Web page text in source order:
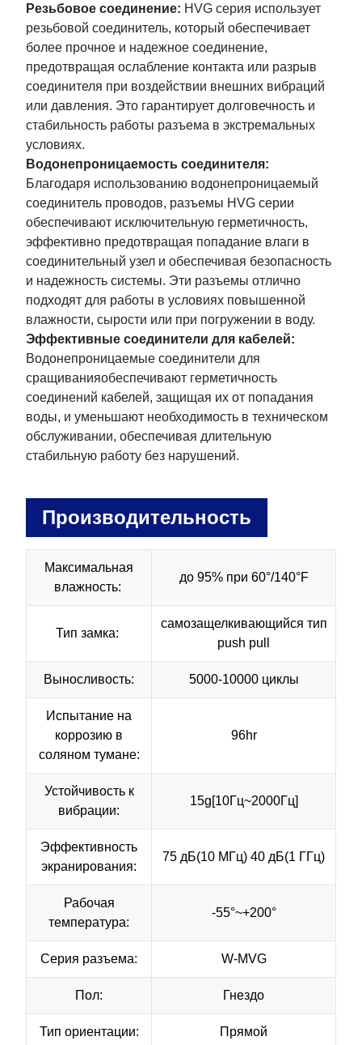
Резьбовое соединение: HVG серия использует
резьбовой соединитель, который обеспечивает
более прочное и надежное соединение,
предотвращая ослабление контакта или разрыв
соединителя при воздействии внешних вибраций
или давления. Это гарантирует долговечность и
стабильность работы разъема в экстремальных
условиях.
Водонепроницаемость соединителя:
Благодаря использованию водонепроницаемый
соединитель проводов, разъемы HVG серии
обеспечивают исключительную герметичность,
эффективно предотвращая попадание влаги в
соединительный узел и обеспечивая безопасность
и надежность системы. Эти разъемы отлично
подходят для работы в условиях повышенной
влажности, сырости или при погружении в воду.
Эффективные соединители для кабелей:
Водонепроницаемые соединители для
сращиванияобеспечивают герметичность
соединений кабелей, защищая их от попадания
воды, и уменьшают необходимость в техническом
обслуживании, обеспечивая длительную
стабильную работу без нарушений.
Производительность
Максимальная
влажность:
до 95% при 60°/140°F
Тип замка:
самозащелкивающийся тип
push pull
Выносливость: 5000-10000 циклы
Испытание на
коррозию в
соляном тумане:
96hr
Устойчивость к
вибрации:
15g[10Гц~2000Гц]
Эффективность
экранирования:
75 дБ(10 МГц) 40 дБ(1 ГГц)
Рабочая
температура:
-55°~+200°
Серия разъема: W-MVG
Пол: Гнездо
Тип ориентации: Прямой